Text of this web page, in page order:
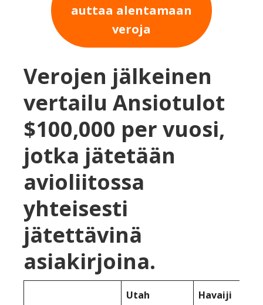
auttaa alentamaan
veroja
Verojen jälkeinen
vertailu Ansiotulot
$100,000 per vuosi,
jotka jätetään
avioliitossa
yhteisesti
jätettävinä
asiakirjoina.
Utah Havaiji